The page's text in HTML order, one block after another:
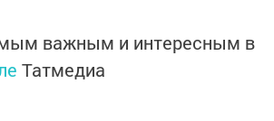
важным и интересным в
Татмедиа